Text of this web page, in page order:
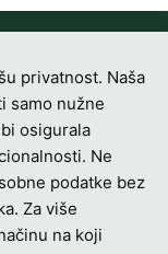
rh.moc.slh
rh.ude-slh
@ofni
mediji:@aidem
34 560
privatnost. Naša
samo nužne
osigurala
Ne
podatke bez
Za više
na koji